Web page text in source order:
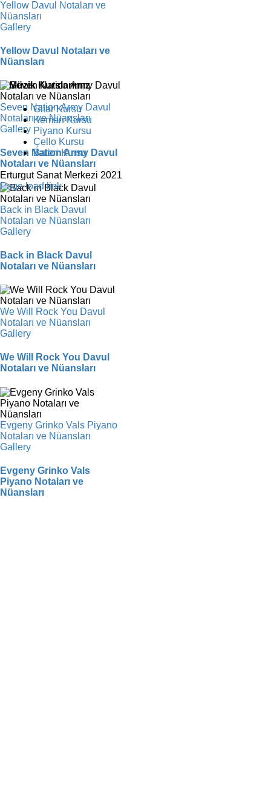
Yellow Davul Notaları ve
Nüansları
Gallery
Yellow Davul Notaları ve
Nüansları
Seven Nation Army Davul
Notaları ve Nüansları
Gallery
Seven Nation Army Davul
Notaları ve Nüansları
Back in Black Davul
Notaları ve Nüansları
Gallery
Back in Black Davul
Notaları ve Nüansları
We Will Rock You Davul
Notaları ve Nüansları
Gallery
We Will Rock You Davul
Notaları ve Nüansları
Evgeny Grinko Vals Piyano
Notaları ve Nüansları
Gallery
Evgeny Grinko Vals
Piyano Notaları ve
Nüansları
Müzik Kurslarımız
Gitar Kursu
Keman Kursu
Piyano Kursu
Çello Kursu
Bateri Kursu
Erturgut Sanat Merkezi 2021
Facebook
Instagram
X
YouTube
Page load link